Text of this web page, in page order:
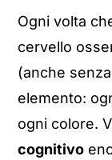
Ogni volta
cervello
(anche
elemento:
ogni colore.
cognitivo